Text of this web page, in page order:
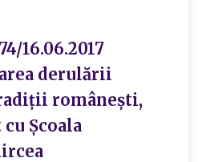
16.06.2017
derulării
românești,
Școala